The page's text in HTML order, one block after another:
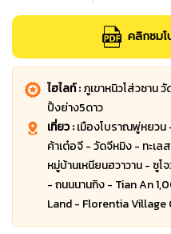
คลิกชมโ
ไฮไลท์ :ภูเขาหนิวโส่วซาน
ปิ้งย่าง5ดาว
เที่ยว :เมืองโบราณพู่หยวน
ค้าเต๋อจี - วัดจีหมิง - ทะเล
หมู่บ้านเหนียนฮวาวาน - ซูโ
- ถนนนานกิง - Tian An
Land - Florentia